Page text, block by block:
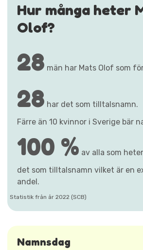
Hur många heter
Olof?
28 män har Mats Olof som
28 har det som tilltalsnamn.
Färre än 10 kvinnor i Sverige bär
100 % av alla som
det som tilltalsnamn vilket är en
andel.
Statistik från år 2022 (SCB)
Namnsdag